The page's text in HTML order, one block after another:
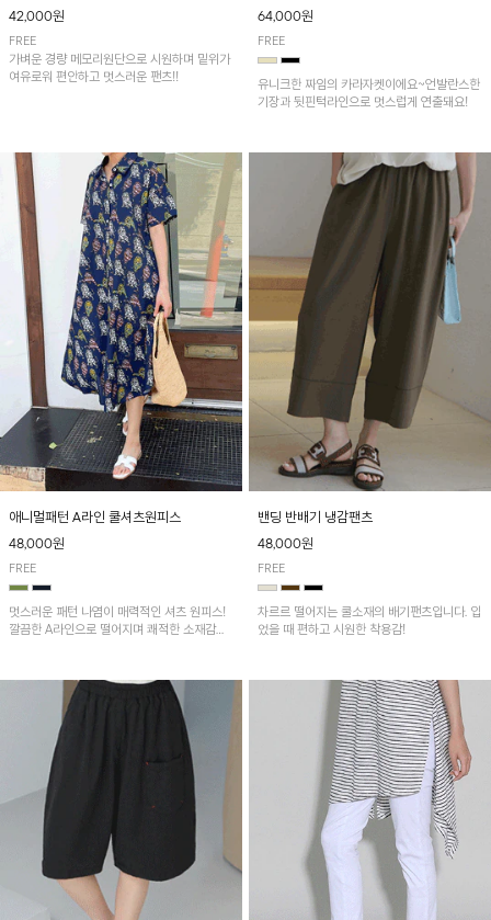
42,000원
FREE
가벼운 경량 메모리원단으로 시원하며 밑위가
여유로워 편안하고 멋스러운 팬츠!!
64,000원
FREE
유니크한 짜임의 카라자켓이에요~언발란스한
기장과 뒷핀턱라인으로 멋스럽게 연출돼요!
애니멀패턴 A라인 쿨셔츠원피스
48,000원
FREE
멋스러운 패턴 나염이 매력적인 셔츠 원피스!
깔끔한 A라인으로 떨어지며 쾌적한 소재감으
밴딩 반배기 냉감팬츠
48,000원
FREE
차르르 떨어지는 쿨소재의 배기팬츠입니다. 입
었을 때 편하고 시원한 착용감!